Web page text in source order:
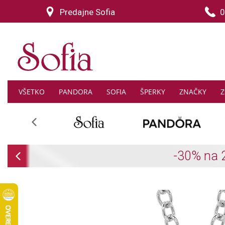
Predajne Sofia
VŠETKO PANDORA SOFIA ŠPERKY ZNAČKY